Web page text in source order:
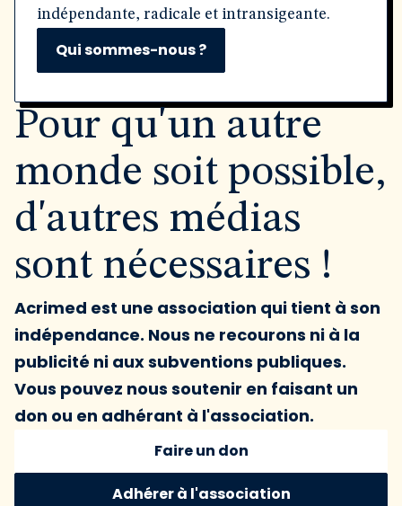
indépendante, radicale et intransigeante.
Qui sommes-nous ?
Pour qu'un autre
monde soit possible,
d'autres médias
sont nécessaires !
Acrimed est une association qui tient à son
indépendance. Nous ne recourons ni à la
publicité ni aux subventions publiques.
Vous pouvez nous soutenir en faisant un
don ou en adhérant à l'association.
Faire un don
Adhérer à l'association